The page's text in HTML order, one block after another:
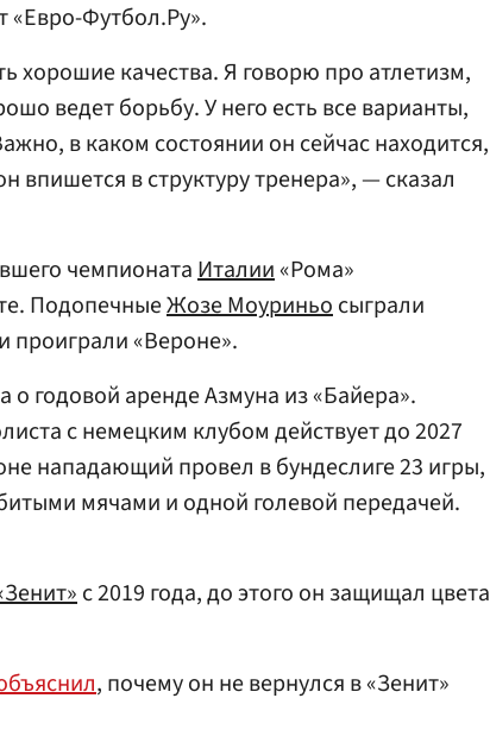
«Евро-Футбол.Ру».
хорошие качества. Я говорю про атлетизм,
ведет борьбу. У него есть все варианты,
в каком состоянии он сейчас находится,
впишется в структуру тренера», — сказал
чемпионатаИталии«Рома»
ПодопечныеЖозе Моуриньосыграли
проиграли «Вероне».
о годовой аренде Азмуна из «Байера».
с немецким клубом действует до 2027
нападающий провел в бундеслиге 23 игры,
мячами и одной голевой передачей.
с 2019 года, до этого он защищал цвета
, почему он не вернулся в «Зенит»